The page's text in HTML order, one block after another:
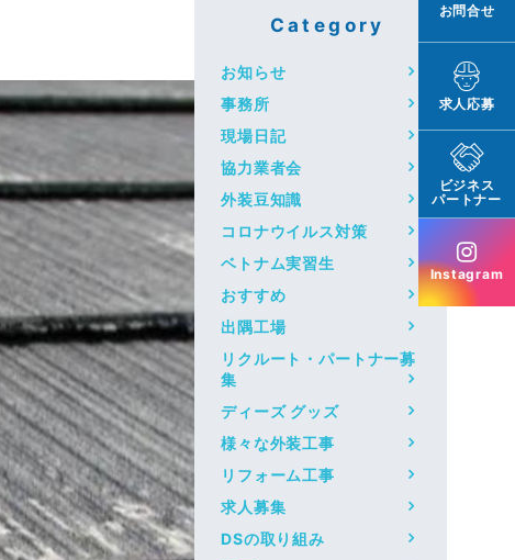
お問合せ
求人応募
ビジネス
パートナー
Instagram
Category
お知らせ
事務所
現場日記
協力業者会
外装豆知識
コロナウイルス対策
ベトナム実習生
おすすめ
出隅工場
リクルート・パートナー募
集
ディーズ グッズ
様々な外装工事
リフォーム工事
求人募集
DSの取り組み